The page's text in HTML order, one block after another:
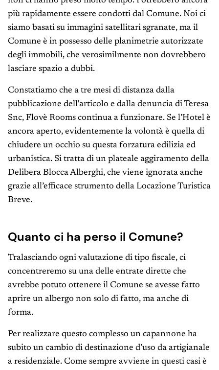
più rapidamente essere condotti dal Comune. Noi ci
siamo basati su immagini satellitari sgranate, ma il
Comune è in possesso delle planimetrie autorizzate
degli immobili, che verosimilmente non dovrebbero
lasciare spazio a dubbi.
Constatiamo che a tre mesi di distanza dalla
pubblicazione dell'articolo e dalla denuncia di Teresa
Snc, Flovè Rooms continua a funzionare. Se l’Hotel è
ancora aperto, evidentemente la volontà è quella di
chiudere un occhio su questa forzatura edilizia ed
urbanistica. Si tratta di un plateale aggiramento della
Delibera Blocca Alberghi, che viene ignorata anche
grazie all’efficace strumento della Locazione Turistica
Breve.
Quanto ci ha perso il Comune?
Tralasciando ogni valutazione di tipo fiscale, ci
concentreremo su una delle entrate dirette che
avrebbe potuto ottenere il Comune se avesse fatto
aprire un albergo non solo di fatto, ma anche di
forma.
Per realizzare questo complesso un capannone ha
subito un cambio di destinazione d’uso da artigianale
a residenziale. Come sempre avviene in questi casi è